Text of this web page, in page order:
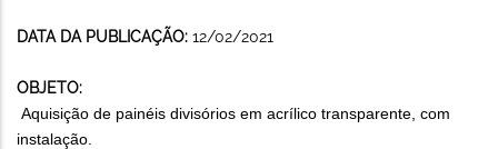
DATA DA PUBLICAÇÃO: 12/02/2021
OBJETO:
Aquisição de painéis divisórios em acrílico transparente, com
instalação.